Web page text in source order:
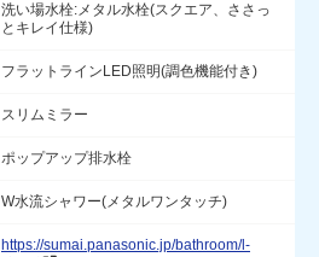
洗い場水栓:メタル水栓(スクエア、ささっ
とキレイ仕様)
フラットラインLED照明(調色機能付き)
スリムミラー
ポップアップ排水栓
W水流シャワー(メタルワンタッチ)
https://sumai.panasonic.jp/bathroom/l-